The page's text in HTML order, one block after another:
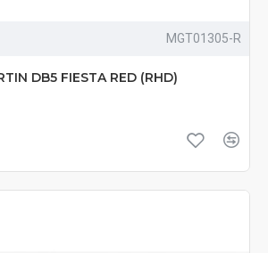
MGT01305-R
DB5 FIESTA RED (RHD)